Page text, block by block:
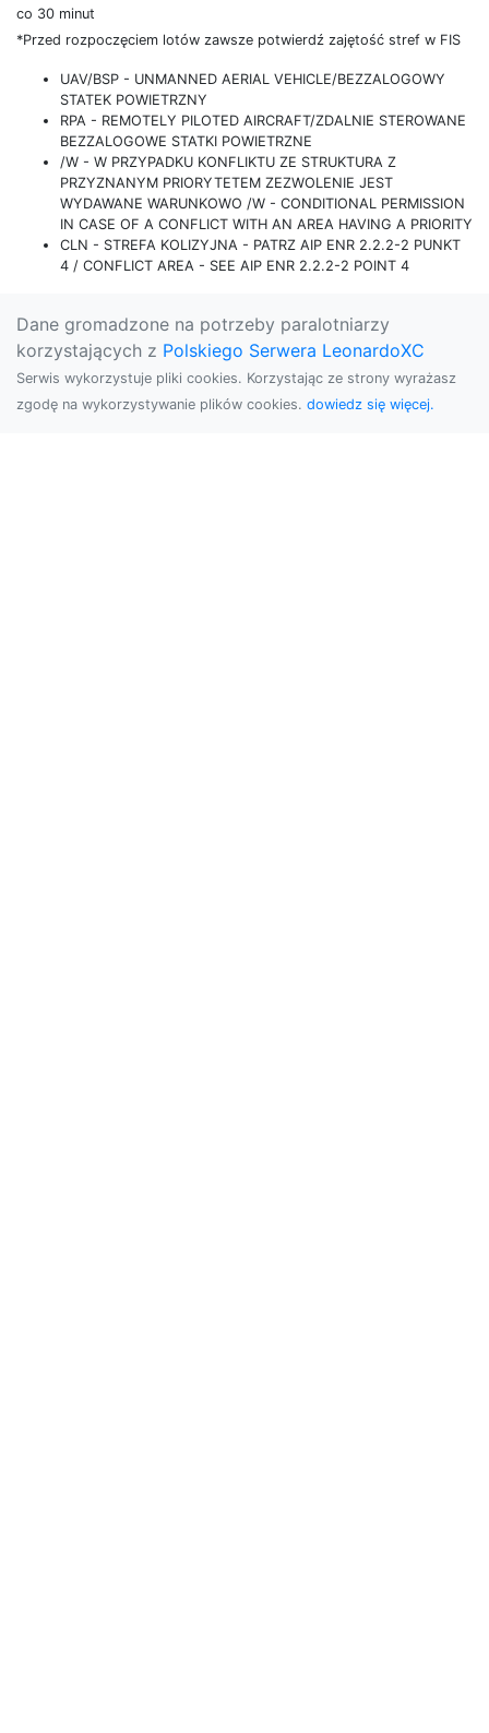
co 30 minut
*Przed rozpoczęciem lotów zawsze potwierdź zajętość stref w FIS
UAV/BSP - UNMANNED AERIAL VEHICLE/BEZZALOGOWY
STATEK POWIETRZNY
RPA - REMOTELY PILOTED AIRCRAFT/ZDALNIE STEROWANE
BEZZALOGOWE STATKI POWIETRZNE
/W - W PRZYPADKU KONFLIKTU ZE STRUKTURA Z
PRZYZNANYM PRIORYTETEM ZEZWOLENIE JEST
WYDAWANE WARUNKOWO /W - CONDITIONAL PERMISSION
IN CASE OF A CONFLICT WITH AN AREA HAVING A PRIORITY
CLN - STREFA KOLIZYJNA - PATRZ AIP ENR 2.2.2-2 PUNKT
4 / CONFLICT AREA - SEE AIP ENR 2.2.2-2 POINT 4
Dane gromadzone na potrzeby paralotniarzy
korzystających z Polskiego Serwera LeonardoXC
Serwis wykorzystuje pliki cookies. Korzystając ze strony wyrażasz
zgodę na wykorzystywanie plików cookies. dowiedz się więcej.